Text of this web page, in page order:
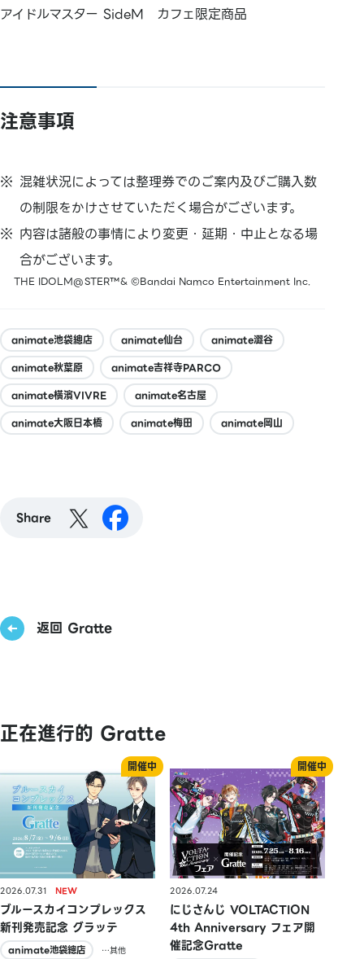
アイドルマスター SideM カフェ限定商品
注意事項
混雑状況によっては整理券でのご案内及びご購入数
の制限をかけさせていただく場合がございます。
内容は諸般の事情により変更・延期・中止となる場
合がございます。
THE IDOLM@STER™& ©Bandai Namco Entertainment Inc.
animate池袋總店 animate仙台
animate澀谷
animate秋葉原
animate吉祥寺PARCO
animate橫濱VIVRE
animate名古屋
animate大阪日本橋
animate梅田 animate岡山
Share
返回 Gratte
正在進行的 Gratte
2026.07.31
ブルースカイコンプレックス
新刊発売記念 グラッテ
animate池袋總店
…其他
2026.07.24
にじさんじ VOLTACTION
4th Anniversary フェア開
催記念Gratte